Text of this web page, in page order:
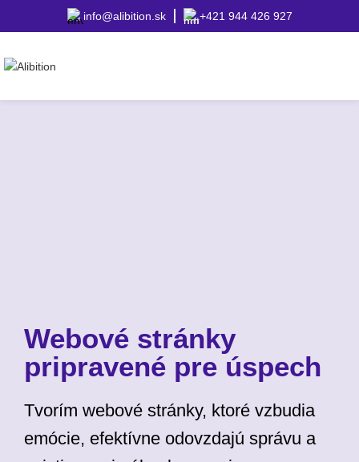
info@alibition.sk +421 944 426 927
Webové stránky
pripravené pre úspech
Tvorím webové stránky, ktoré vzbudia
emócie, efektívne odovzdajú správu a